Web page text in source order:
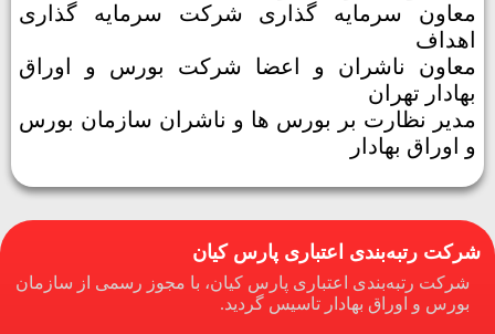
معاون سرمایه گذاری شرکت سرمایه گذاری
اهداف
معاون ناشران و اعضا شرکت بورس و اوراق
بهادار تهران
مدیر نظارت بر بورس ها و ناشران سازمان بورس
و اوراق بهادار
شرکت رتبه‌بندی اعتباری پارس کیان
شرکت رتبه‌بندی اعتباری پارس کیان، با مجوز رسمی از سازمان
بورس و اوراق بهادار تاسیس گردید.